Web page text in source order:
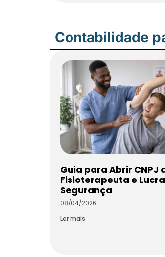
Contabilidade
Guia para Abrir CNPJ
Fisioterapeuta e
Segurança
08/04/2026
Ler mais